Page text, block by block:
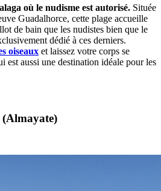
où le nudisme est autorisé. Située
Guadalhorce, cette plage accueille
de bain que les nudistes bien que le
dédié à ces derniers.
oiseaux et laissez votre corps se
est aussi une destination idéale pour les
(Almayate)